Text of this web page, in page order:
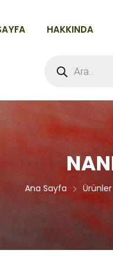
HAKKINDA
search
Ana Sayfa